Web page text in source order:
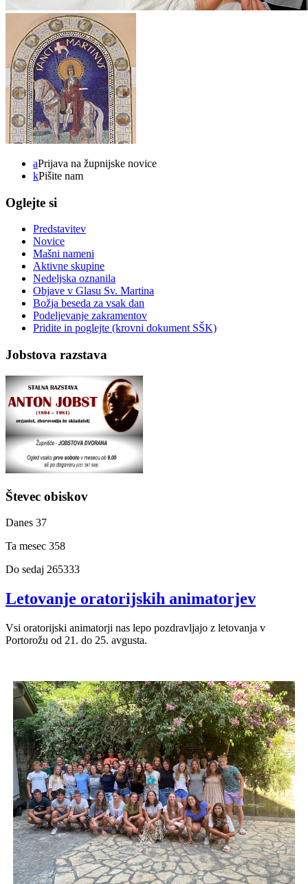
aPrijava na župnijske novice
kPišite nam
Oglejte si
Predstavitev
Novice
Mašni nameni
Aktivne skupine
Nedeljska oznanila
Objave v Glasu Sv. Martina
Božja beseda za vsak dan
Podeljevanje zakramentov
Pridite in poglejte (krovni dokument SŠK)
Jobstova razstava
Števec obiskov
Danes 37
Ta mesec 358
Do sedaj 265333
Letovanje oratorijskih animatorjev
Vsi oratorijski animatorji nas lepo pozdravljajo z letovanja v
Portorožu od 21. do 25. avgusta.